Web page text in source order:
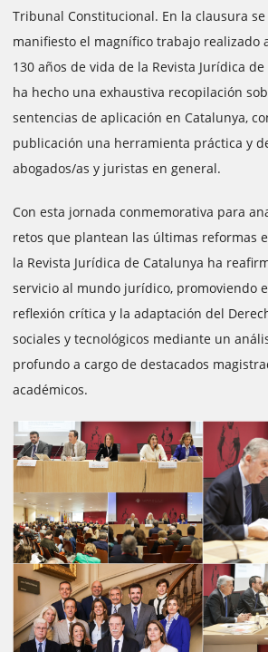
Tribunal Constitucional. En la clausura
manifiesto el magnífico trabajo realizado
130 años de vida de la Revista Jurídica
ha hecho una exhaustiva recopilación
sentencias de aplicación en Catalunya,
publicación una herramienta práctica y
abogados/as y juristas en general.
Con esta jornada conmemorativa para
retos que plantean las últimas reformas
la Revista Jurídica de Catalunya ha
servicio al mundo jurídico, promoviendo
reflexión crítica y la adaptación del
sociales y tecnológicos mediante un
profundo a cargo de destacados
académicos.